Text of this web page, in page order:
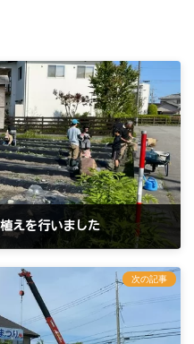
えを行いました
次の記事